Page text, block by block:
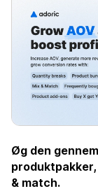
Øg den
& match.